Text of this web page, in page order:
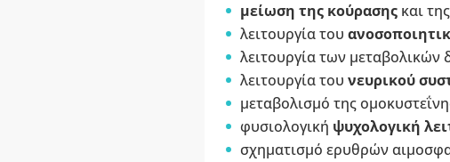
μείωση της κούρασηςκαι
λειτουργία του
λειτουργία των μεταβολικών
λειτουργία του νευρικού
μεταβολισμό της
φυσιολογική ψυχολογική
σχηματισμό ερυθρών